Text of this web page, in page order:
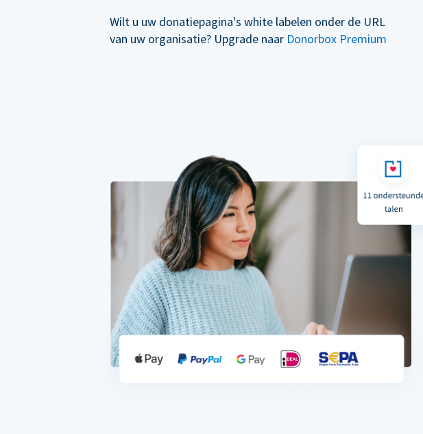
Wilt u uw donatiepagina's white labelen onder de URL
van uw organisatie? Upgrade naar Donorbox Premium